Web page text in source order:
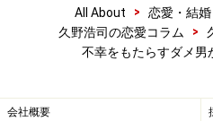
All About > 恋愛・結婚
久野浩司の恋愛コラム
>
不幸をもたらすダメ男
会社概要